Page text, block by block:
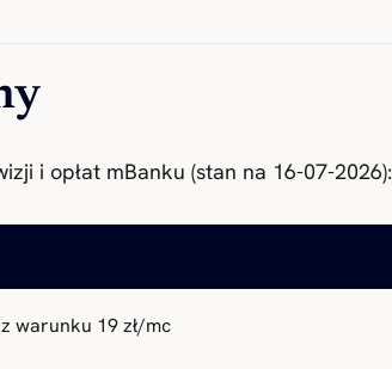
i opłat mBanku (stan na 16-07-2026):
warunku 19 zł/mc